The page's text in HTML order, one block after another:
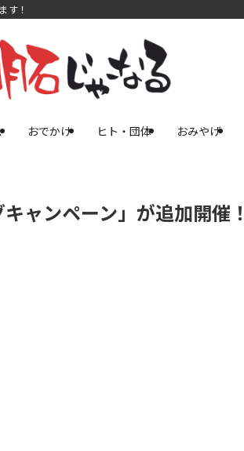
す！
おでかけ ヒト・団体 おみやげ
ャンペーン」が追加開催